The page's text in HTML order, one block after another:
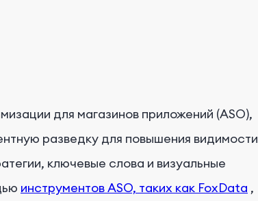
для магазинов приложений (ASO),
разведку для повышения видимости
ключевые слова и визуальные
инструментов ASO, таких как FoxData ,